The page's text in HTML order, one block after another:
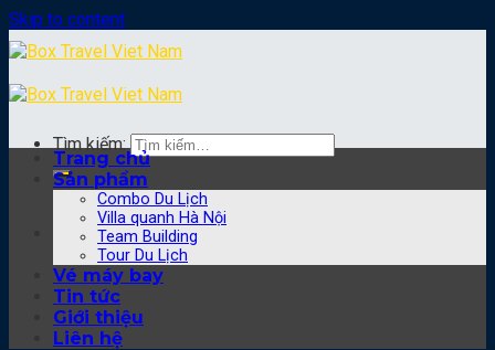
Skip to content
Tìm kiếm:
Trang chủ
Sản phẩm
Combo Du Lịch
Villa quanh Hà Nội
Team Building
Tour Du Lịch
Vé máy bay
Tin tức
Giới thiệu
Liên hệ